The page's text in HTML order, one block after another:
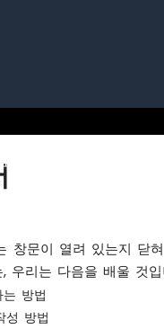
나노
창문이 열려 있는지 닫
우리는 다음을 배울 것입
방법
성 방법